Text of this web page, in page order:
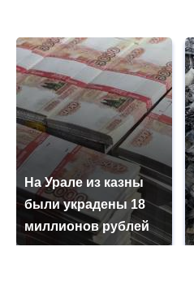
На Урале из казны
были украдены 18
миллионов рублей